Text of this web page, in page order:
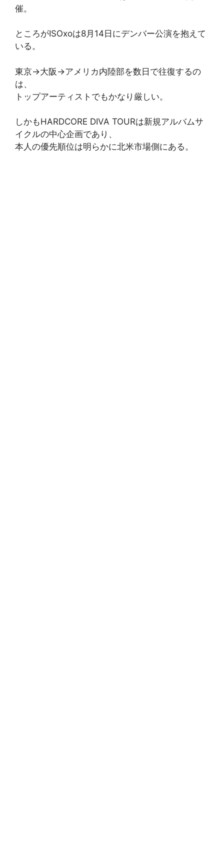
催。
ところがISOxoは8月14日にデンバー公演を抱えて
いる。
東京→大阪→アメリカ内陸部を数日で往復するの
は、
トップアーティストでもかなり厳しい。
しかもHARDCORE DIVA TOURは新規アルバムサ
イクルの中心企画であり、
本人の優先順位は明らかに北米市場側にある。